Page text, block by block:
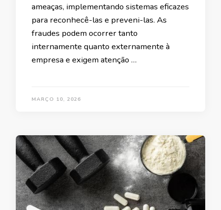
ameaças, implementando sistemas eficazes
para reconhecê-las e preveni-las. As
fraudes podem ocorrer tanto
internamente quanto externamente à
empresa e exigem atenção …
MARÇO 10, 2026